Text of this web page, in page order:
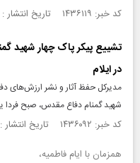
کد خبر: ۱۴۳۶۱۱۹ تاریخ انتشار : ۱۴۰۲/۰۹/۲۶
تشییع پیکر پاک چهار شهید
در ایلام
مدیرکل حفظ آثار و نشر ارزش‌های
شهید گمنام دفاع مقدس، صبح فردا
کد خبر: ۱۴۳۶۰۹۲ تاریخ انتشار : ۱۴۰۲/۰۹/۲۶
همزمان با ایام فاطمیه،